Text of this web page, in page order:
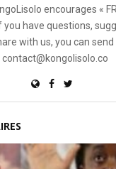
encourages «
you have questions,
with us, you can
contact@kongolisolo.co